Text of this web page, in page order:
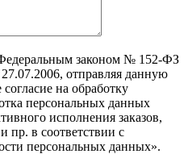
законом № 152-ФЗ
отправляя данную
на обработку
персональных данных
исполнения заказов,
пр. в соответствии с
персональных данных».